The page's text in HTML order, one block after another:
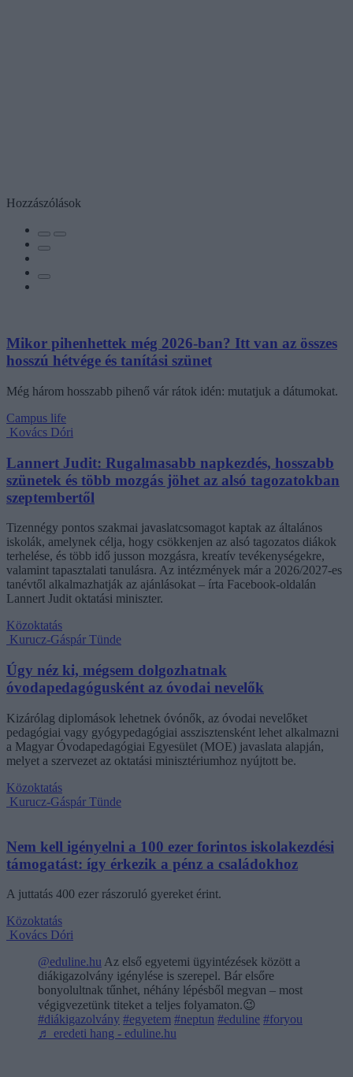
Hozzászólások
Mikor pihenhettek még 2026-ban? Itt van az összes
hosszú hétvége és tanítási szünet
Még három hosszabb pihenő vár rátok idén: mutatjuk a dátumokat.
Campus life
Kovács Dóri
Lannert Judit: Rugalmasabb napkezdés, hosszabb
szünetek és több mozgás jöhet az alsó tagozatokban
szeptembertől
Tizennégy pontos szakmai javaslatcsomagot kaptak az általános
iskolák, amelynek célja, hogy csökkenjen az alsó tagozatos diákok
terhelése, és több idő jusson mozgásra, kreatív tevékenységekre,
valamint tapasztalati tanulásra. Az intézmények már a 2026/2027-es
tanévtől alkalmazhatják az ajánlásokat – írta Facebook-oldalán
Lannert Judit oktatási miniszter.
Közoktatás
Kurucz-Gáspár Tünde
Úgy néz ki, mégsem dolgozhatnak
óvodapedagógusként az óvodai nevelők
Kizárólag diplomások lehetnek óvónők, az óvodai nevelőket
pedagógiai vagy gyógypedagógiai asszisztensként lehet alkalmazni
a Magyar Óvodapedagógiai Egyesület (MOE) javaslata alapján,
melyet a szervezet az oktatási minisztériumhoz nyújtott be.
Közoktatás
Kurucz-Gáspár Tünde
Nem kell igényelni a 100 ezer forintos iskolakezdési
támogatást: így érkezik a pénz a családokhoz
A juttatás 400 ezer rászoruló gyereket érint.
Közoktatás
Kovács Dóri
@eduline.hu Az első egyetemi ügyintézések között a
diákigazolvány igénylése is szerepel. Bár elsőre
bonyolultnak tűnhet, néhány lépésből megvan – most
végigvezetünk titeket a teljes folyamaton.😉
#diákigazolvány #egyetem #neptun #eduline #foryou
♬ eredeti hang - eduline.hu